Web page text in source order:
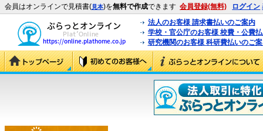
会員はオンラインで見積書(見本)を無料で作成できます 会員登録(無料) ログイン
法人のお客様 請求書払いのご案内
学校・官公庁のお客様 校費・公費
研究機関のお客様 科研費払いのご